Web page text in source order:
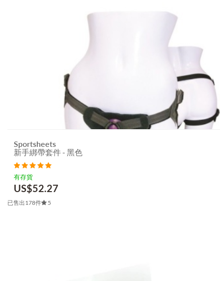
Sportsheets
新手綁帶套件 - 黑色
有存貨
US$52.27
已售出178件 5